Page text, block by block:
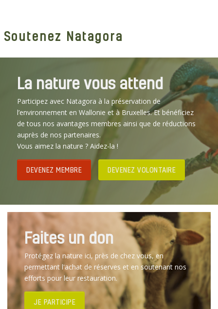
Soutenez Natagora
La nature vous attend
Participez avec Natagora à la préservation de
l’environnement en Wallonie et à Bruxelles. Et bénéficiez
de tous nos avantages membres ainsi que de réductions
auprès de nos partenaires.
Vous aimez la nature ? Aidez-la !
DEVENEZ MEMBRE DEVENEZ VOLONTAIRE
Faites un don
Protégez la nature ici, près de chez vous, en
permettant l'achat de réserves et en soutenant nos
efforts pour leur restauration.
JE PARTICIPE